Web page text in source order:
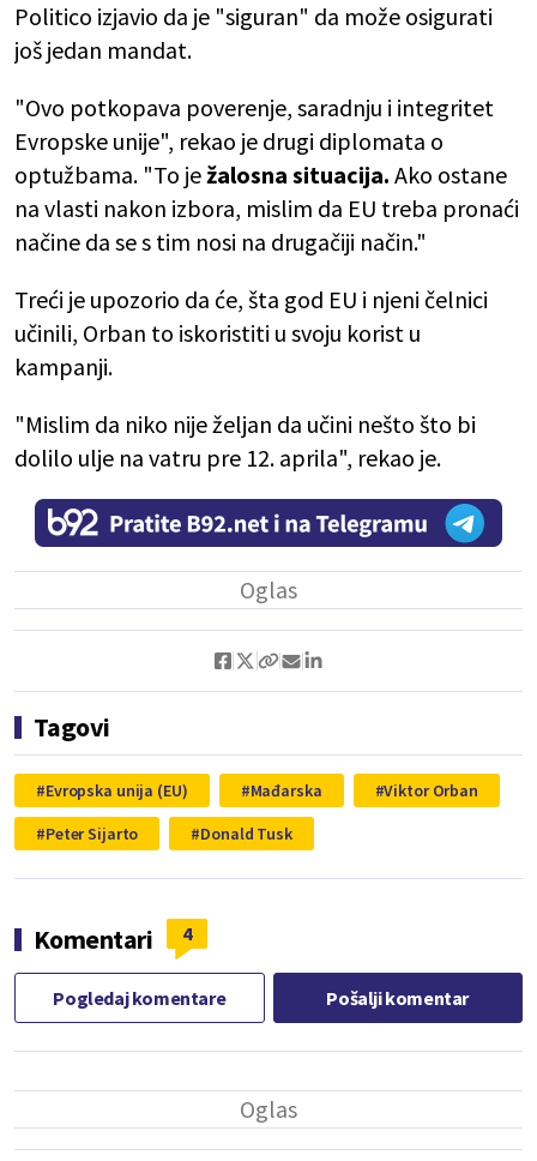
Politico izjavio da je "siguran" da može osigurati
još jedan mandat.
"Ovo potkopava poverenje, saradnju i integritet
Evropske unije", rekao je drugi diplomata o
optužbama. "To ježalosna situacija. Ako ostane
na vlasti nakon izbora, mislim da EU treba pronaći
načine da se s tim nosi na drugačiji način."
Treći je upozorio da će, šta god EU i njeni čelnici
učinili, Orban to iskoristiti u svoju korist u
kampanji.
"Mislim da niko nije željan da učini nešto što bi
dolilo ulje na vatru pre 12. aprila", rekao je.
Tagovi
Evropska unija (EU) Mađarska
Viktor Orban
Peter Sijarto
Donald Tusk
Komentari 4
Pogledaj komentare Pošalji komentar